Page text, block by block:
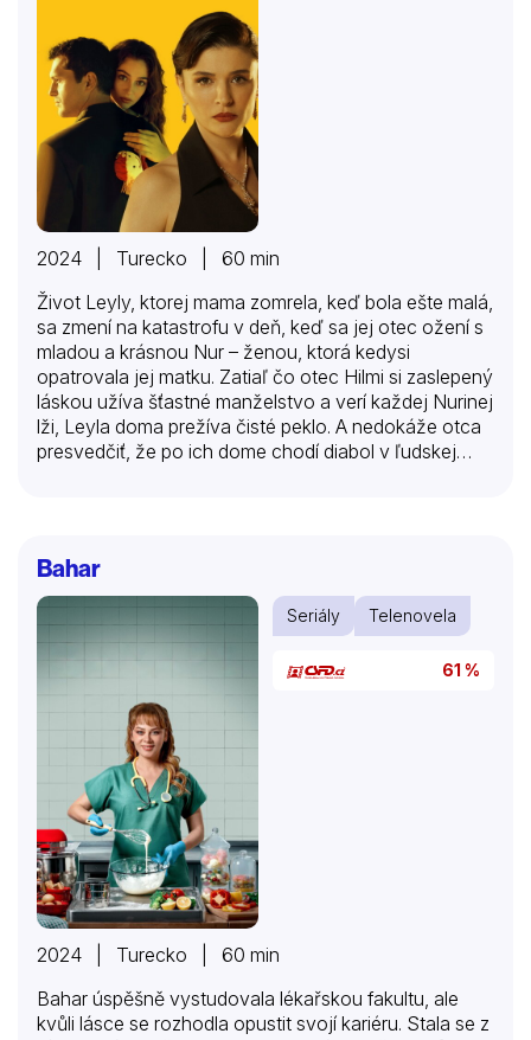
2024 | Turecko | 60 min
Život Leyly, ktorej mama zomrela, keď bola ešte malá,
sa zmení na katastrofu v deň, keď sa jej otec ožení s
mladou a krásnou Nur – ženou, ktorá kedysi
opatrovala jej matku. Zatiaľ čo otec Hilmi si zaslepený
láskou užíva šťastné manželstvo a verí každej Nurinej
lži, Leyla doma prežíva čisté peklo. A nedokáže otca
presvedčiť, že po ich dome chodí diabol v ľudskej
celý svoj svet. Nur ju odhodí na smetisko, kde spolu
prežívajú opustené deti. V ten deň Leyla prisahá, že
sa…
Bahar
Seriály Telenovela
61 %
2024 | Turecko | 60 min
Bahar úspěšně vystudovala lékařskou fakultu, ale
kvůli lásce se rozhodla opustit svojí kariéru. Stala se z